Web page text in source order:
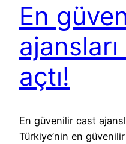
En
ajansları
açtı!
En güvenilir cast
Türkiye’nin en